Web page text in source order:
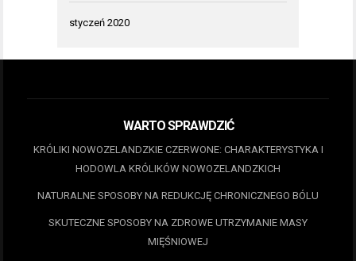
styczeń 2020
WARTO SPRAWDZIĆ
KRÓLIKI NOWOZELANDZKIE CZERWONE: CHARAKTERYSTYKA I
HODOWLA KRÓLIKÓW NOWOZELANDZKICH
NATURALNE SPOSOBY NA REDUKCJĘ CHRONICZNEGO BÓLU
SKUTECZNE SPOSOBY NA ZDROWE UTRZYMANIE MASY
MIĘŚNIOWEJ